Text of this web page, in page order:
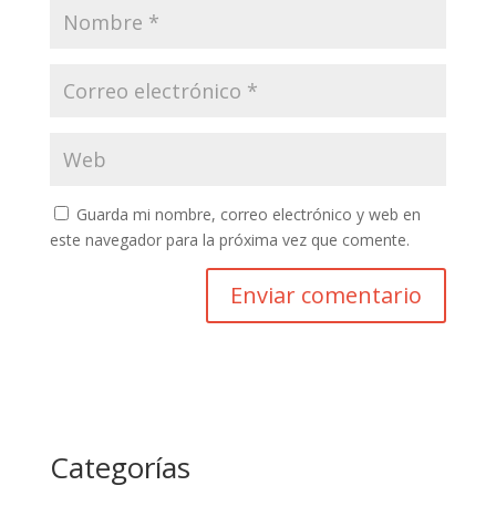
Guarda mi nombre, correo electrónico y web en
este navegador para la próxima vez que comente.
Categorías